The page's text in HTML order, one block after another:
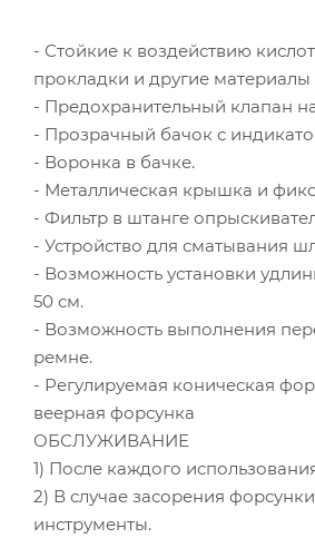
- Стойкие к воздействию
прокладки и другие материалы
- Предохранительный клапан
- Прозрачный бачок с
- Воронка в бачке.
- Металлическая крышка и
- Фильтр в штанге
- Устройство для сматывания
- Возможность установки
50 см.
- Возможность выполнения
ремне.
- Регулируемая коническая
веерная форсунка
ОБСЛУЖИВАНИЕ
1) После каждого
2) В случае засорения
инструменты.